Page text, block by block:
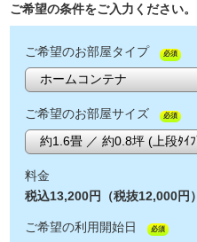
ご希望の条件をご入力ください。
ご希望のお部屋タイプ 必須
ご希望のお部屋サイズ 必須
料金
税込13,200円（税抜12,000円）
ご希望の利用開始日 必須